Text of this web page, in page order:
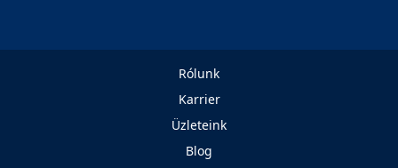
Rólunk
Karrier
Üzleteink
Blog